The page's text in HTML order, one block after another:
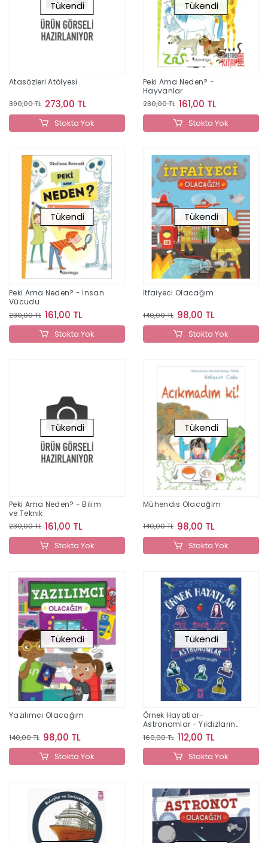
Tükendi
Atasözleri Atölyesi
390,00 TL 273,00 TL
Stokta Yok
Tükendi
Peki Ama Neden? -
Hayvanlar
230,00 TL 161,00 TL
Stokta Yok
Tükendi
Peki Ama Neden? - İnsan
Vücudu
230,00 TL 161,00 TL
Stokta Yok
Tükendi
İtfaiyeci Olacağım
140,00 TL 98,00 TL
Stokta Yok
Tükendi
Peki Ama Neden? - Bilim
ve Teknik
230,00 TL 161,00 TL
Stokta Yok
Tükendi
Mühendis Olacağım
140,00 TL 98,00 TL
Stokta Yok
Tükendi
Yazılımcı Olacağım
140,00 TL 98,00 TL
Stokta Yok
Tükendi
Örnek Hayatlar-
Astronomlar - Yıldızların
Peşinde
160,00 TL 112,00 TL
Stokta Yok